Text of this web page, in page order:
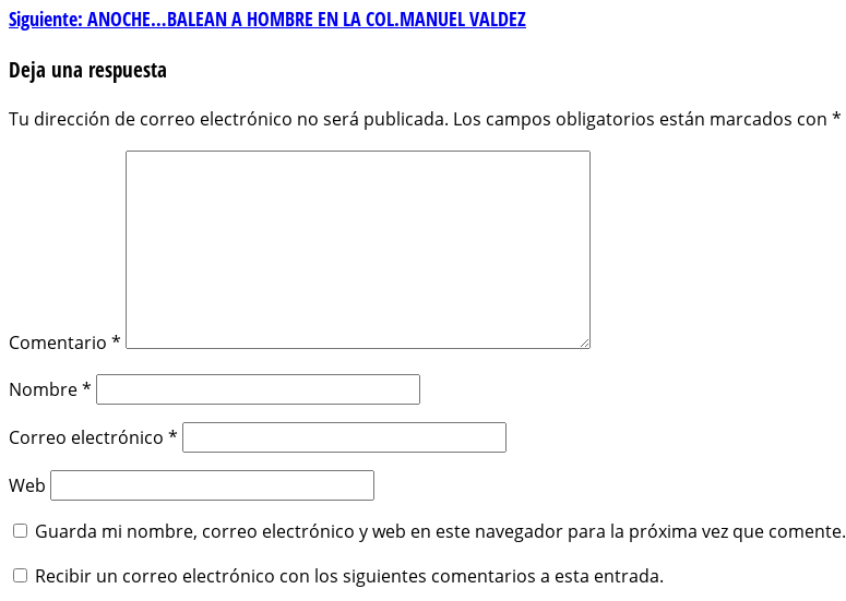
de
entradas
Siguiente: ANOCHE…BALEAN A HOMBRE EN LA COL.MANUEL VALDEZ
Deja una respuesta
Tu dirección de correo electrónico no será publicada. Los campos obligatorios están marcados con *
Comentario *
Nombre*
Correo electrónico *
Web
Guarda mi nombre, correo electrónico y web en este navegador para la próxima vez que comente.
Recibir un correo electrónico con los siguientes comentarios a esta entrada.